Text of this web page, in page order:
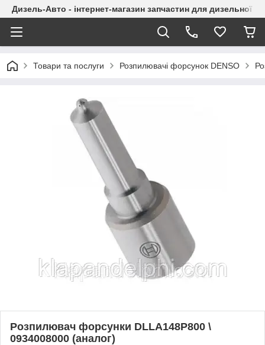
Дизель-Авто - інтернет-магазин запчастин для дизельної
Товари та послуги Розпилювачі форсунок DENSO
Розпилювач форсунки DLLA148P800 \
0934008000 (аналог)